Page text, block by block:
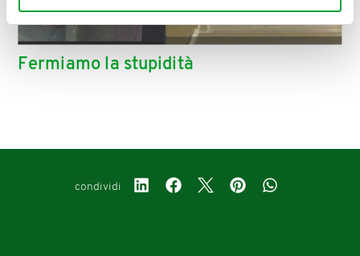
Fermiamo la stupidità
condividi